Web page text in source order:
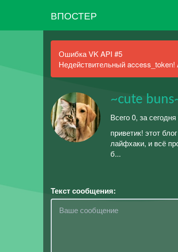
ВПОСТЕР
Ошибка VK API #5
Недействительный access_token!
~cute
Всего 0, за
приветик! этот
лайфхаки, и всё
б...
Текст сообщения: